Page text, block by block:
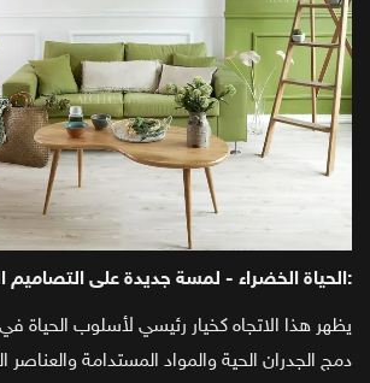
الحياة الخضراء - لمسة جديدة على التصاميم الداخلية:
دمج الجدران الحية والمواد المستدامة